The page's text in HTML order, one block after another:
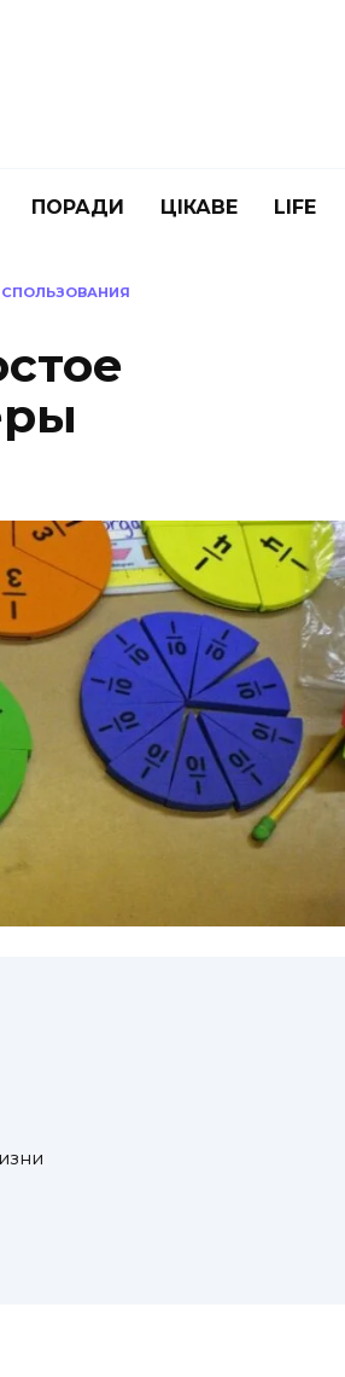
ПОРАДИ ЦІКАВЕ LIFE